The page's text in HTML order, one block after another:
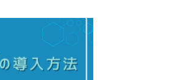
をもとに、実際の評判
わせて、メリット・デ
徴についても解説して
る方はぜひ参考にして